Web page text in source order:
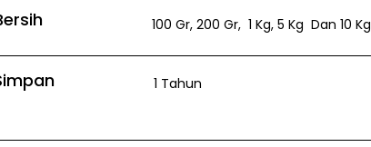
1 Tahun
100 Gr, 200 Gr, 1 Kg, 5 Kg Dan 10 Kg